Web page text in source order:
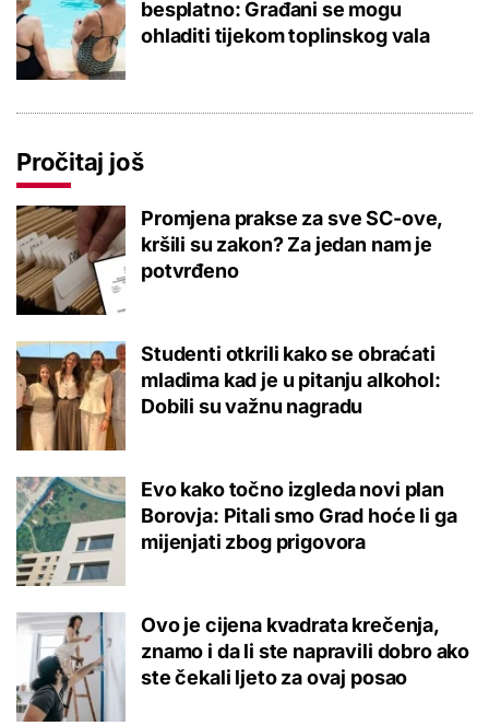
besplatno: Građani se mogu
ohladiti tijekom toplinskog vala
Pročitaj još
Promjena prakse za sve SC-ove,
kršili su zakon? Za jedan nam je
potvrđeno
Studenti otkrili kako se obraćati
mladima kad je u pitanju alkohol:
Dobili su važnu nagradu
Evo kako točno izgleda novi plan
Borovja: Pitali smo Grad hoće li ga
mijenjati zbog prigovora
Ovo je cijena kvadrata krečenja,
znamo i da li ste napravili dobro ako
ste čekali ljeto za ovaj posao